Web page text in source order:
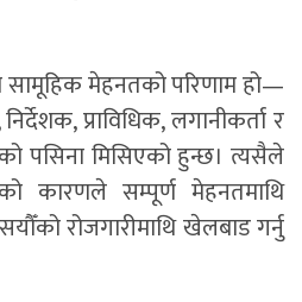
सामूहिक मेहनतको परिणाम हो—
प्राविधिक, लगानीकर्ता र
पसिना मिसिएको हुन्छ। त्यसैले
कारणले सम्पूर्ण मेहनतमाथि
रोजगारीमाथि खेलबाड गर्नु